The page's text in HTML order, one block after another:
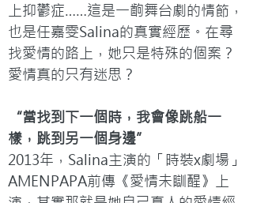
上抑鬱症……這是一齣舞台劇的情節，
也是任嘉雯Salina的真實經歷。在尋
找愛情的路上，她只是特殊的個案？
愛情真的只有迷思？
“當找到下一個時，我會像跳船一
樣，跳到另一個身邊”
2013年，Salina主演的「時裝x劇場」
AMENPAPA前傳《愛情未瞓醒》上